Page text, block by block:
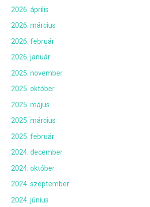
2026. április
2026. március
2026. február
2026. január
2025. november
2025. október
2025. május
2025. március
2025. február
2024. december
2024. október
2024. szeptember
2024. június